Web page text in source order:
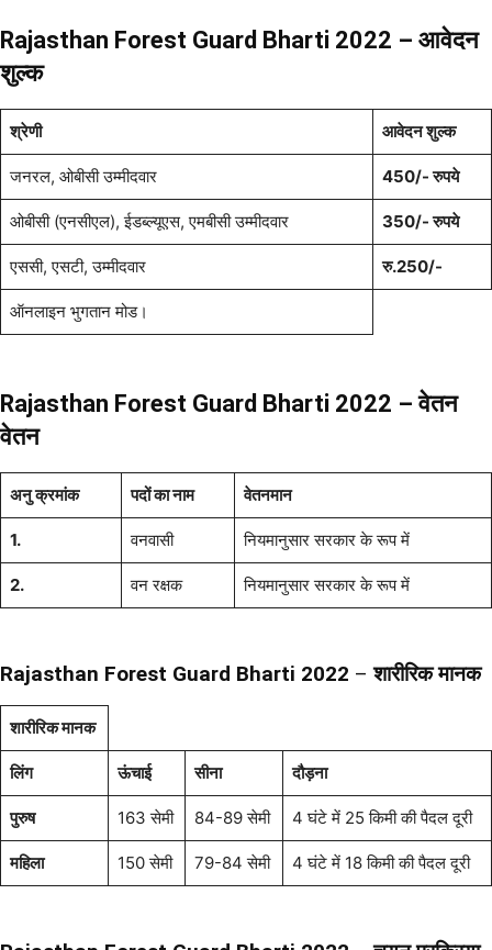
Rajasthan Forest Guard Bharti 2022 – आवेदन
शुल्क
श्रेणी आवेदन शुल्क
जनरल, ओबीसी उम्मीदवार 450/- रुपये
ओबीसी (एनसीएल), ईडब्ल्यूएस, एमबीसी उम्मीदवार 350/- रुपये
एससी, एसटी, उम्मीदवार रु.250/-
ऑनलाइन भुगतान मोड।
Rajasthan Forest Guard Bharti 2022 – वेतन
वेतन
अनु क्रमांक पदों का नाम वेतनमान
1. वनवासी नियमानुसार सरकार के रूप में
2. वन रक्षक नियमानुसार सरकार के रूप में
Rajasthan Forest Guard Bharti 2022 – शारीरिक मानक
शारीरिक मानक
लिंग ऊंचाई सीना दौड़ना
पुरुष 163 सेमी 84-89 सेमी 4 घंटे में 25 किमी की पैदल दूरी
महिला 150 सेमी 79-84 सेमी 4 घंटे में 18 किमी की पैदल दूरी